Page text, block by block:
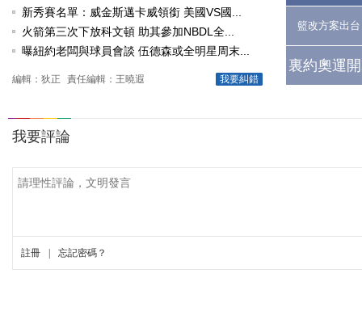
新秀賽名單：威金斯邁卡威領銜 美國VS國...
火箭第三次下放科文頓 助其參加NBDL全...
曝紐約老闆與球員會談 伍德森或全明星周末...
我要糾錯
編輯：狄正 責任編輯：王曉遐
籃改方案出台
裏約奧運